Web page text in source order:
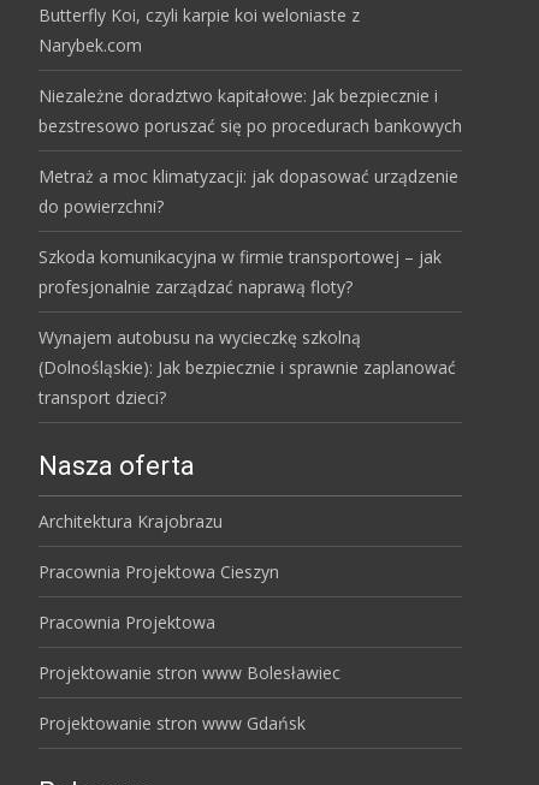
Butterfly Koi, czyli karpie koi weloniaste z
Narybek.com
Niezależne doradztwo kapitałowe: Jak bezpiecznie i
bezstresowo poruszać się po procedurach bankowych
Metraż a moc klimatyzacji: jak dopasować urządzenie
do powierzchni?
Szkoda komunikacyjna w firmie transportowej – jak
profesjonalnie zarządzać naprawą floty?
Wynajem autobusu na wycieczkę szkolną
(Dolnośląskie): Jak bezpiecznie i sprawnie zaplanować
transport dzieci?
Nasza oferta
Architektura Krajobrazu
Pracownia Projektowa Cieszyn
Pracownia Projektowa
Projektowanie stron www Bolesławiec
Projektowanie stron www Gdańsk